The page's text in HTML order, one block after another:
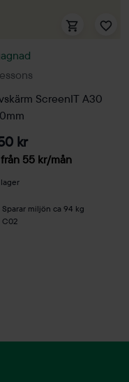
ScreenIT A30
kr
55 kr/mån
lager
Sparar miljön ca 94 kg
C02